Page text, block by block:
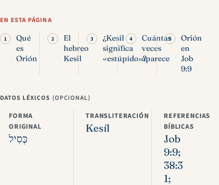
significado de Kesil y
EN ESTA PÁGINA
Qué
es
Orión
El
hebreo
Kesil
¿Kesil
significa
«estúpido»?
Cuántas
veces
aparece
Orión
en
Job
9:9
DATOS LÉXICOS (OPCIONAL)
FORMA
ORIGINAL
כְּסִיל
TRANSLITERACIÓN
Kesíl
REFERENCIAS
BÍBLICAS
Job
9:9;
38:3
1;